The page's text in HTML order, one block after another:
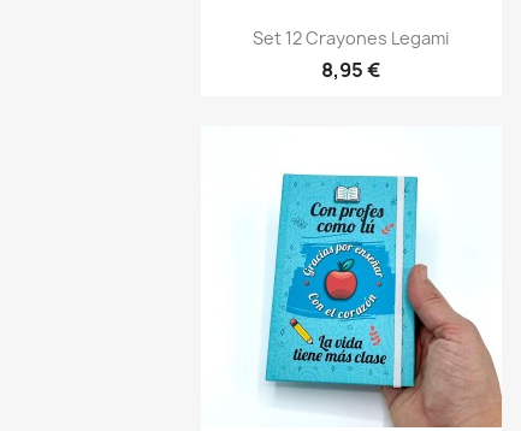
Vista rápida
Set 12 Crayones Legami
8,95 €